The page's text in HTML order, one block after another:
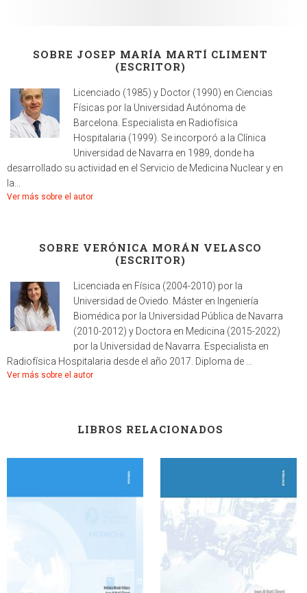
SOBRE JOSEP MARÍA MARTÍ CLIMENT
(ESCRITOR)
Licenciado (1985) y Doctor (1990) en Ciencias
Físicas por la Universidad Autónoma de
Barcelona. Especialista en Radiofísica
Hospitalaria (1999). Se incorporó a la Clínica
Universidad de Navarra en 1989, donde ha
desarrollado su actividad en el Servicio de Medicina Nuclear y en
la...
Ver más sobre el autor
SOBRE VERÓNICA MORÁN VELASCO
(ESCRITOR)
Licenciada en Física (2004-2010) por la
Universidad de Oviedo. Máster en Ingeniería
Biomédica por la Universidad Pública de Navarra
(2010-2012) y Doctora en Medicina (2015-2022)
por la Universidad de Navarra. Especialista en
Radiofísica Hospitalaria desde el año 2017. Diploma de ...
Ver más sobre el autor
LIBROS RELACIONADOS